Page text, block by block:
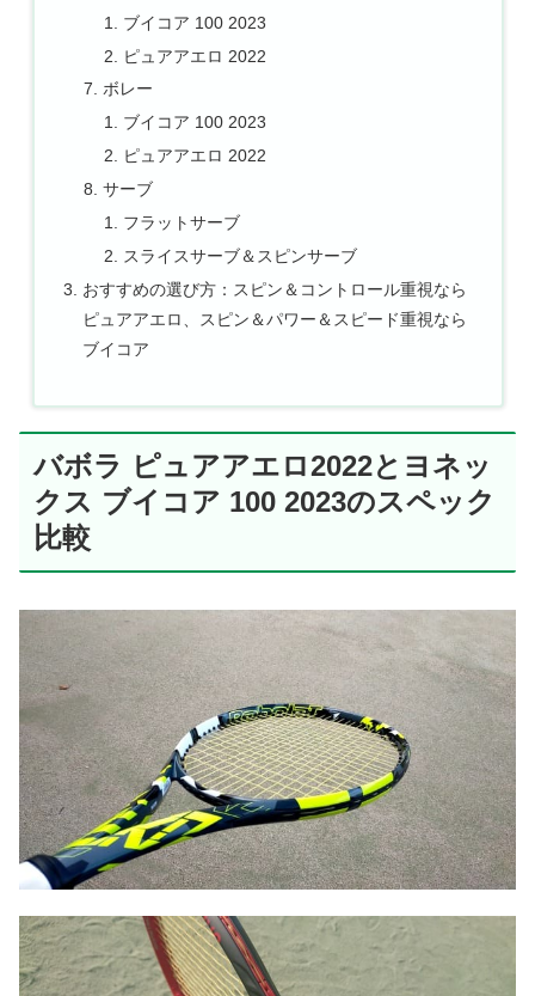
ブイコア 100 2023
ピュアアエロ 2022
ボレー
ブイコア 100 2023
ピュアアエロ 2022
サーブ
フラットサーブ
スライスサーブ＆スピンサーブ
おすすめの選び方：スピン＆コントロール重視なら
ピュアアエロ、スピン＆パワー＆スピード重視なら
ブイコア
バボラ ピュアアエロ2022とヨネッ
クス ブイコア 100 2023のスペック
比較